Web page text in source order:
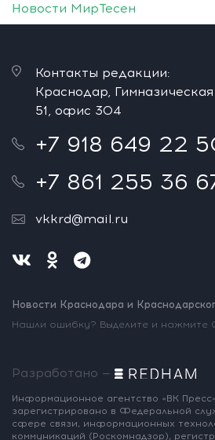
Новости МирТесен
Контакты редакции:
Краснодар, Гимназическая
51, офис 304
+7 918 649 22
+7 861 255 36
vkkrd@mail.ru
Новости Краснодара и
Нашли ошибку? Выделите и нажмите
Разработано —
Информационное агентство «ВК Пресс»
зарегистрировано в Федеральной
сфере связи, информационных
коммуникаций (Роскомнадзор),